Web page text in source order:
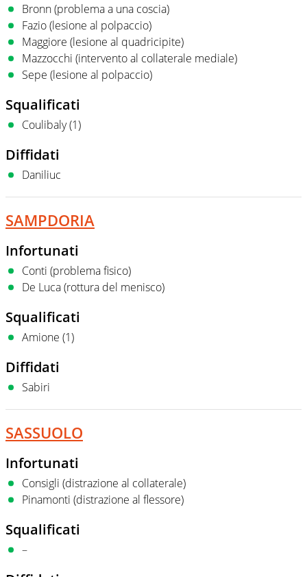
Bronn (problema a una coscia)
Fazio (lesione al polpaccio)
Maggiore (lesione al quadricipite)
Mazzocchi (intervento al collaterale mediale)
Sepe (lesione al polpaccio)
Squalificati
Coulibaly (1)
Diffidati
Daniliuc
SAMPDORIA
Infortunati
Conti (problema fisico)
De Luca (rottura del menisco)
Squalificati
Amione (1)
Diffidati
Sabiri
SASSUOLO
Infortunati
Consigli (distrazione al collaterale)
Pinamonti (distrazione al flessore)
Squalificati
–